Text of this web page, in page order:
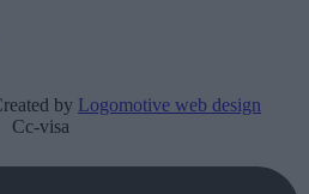
by Logomotive web design
Cc-visa